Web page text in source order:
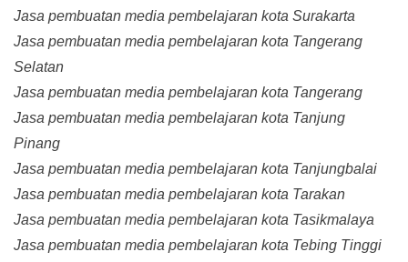
Jasa pembuatan media pembelajaran kota Surakarta
Jasa pembuatan media pembelajaran kota Tangerang
Selatan
Jasa pembuatan media pembelajaran kota Tangerang
Jasa pembuatan media pembelajaran kota Tanjung
Pinang
Jasa pembuatan media pembelajaran kota Tanjungbalai
Jasa pembuatan media pembelajaran kota Tarakan
Jasa pembuatan media pembelajaran kota Tasikmalaya
Jasa pembuatan media pembelajaran kota Tebing Tinggi